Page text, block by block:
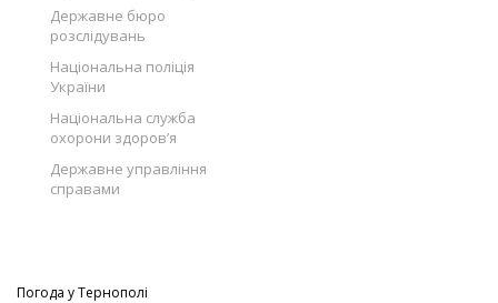
Державне бюро
розслідувань
Національна поліція
України
Національна служба
охорони здоров’я
Державне управління
справами
Погода уТернополі